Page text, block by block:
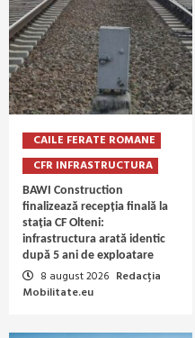
CAILE FERATE ROMANE
CFR INFRASTRUCTURA
BAWI Construction
finalizează recepția finală la
stația CF Olteni:
infrastructura arată identic
după 5 ani de exploatare
8 august 2026 Redacția
Mobilitate.eu